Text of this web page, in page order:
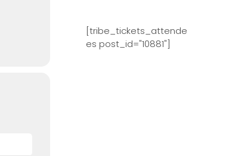
[tribe_tickets_attende
es post_id="10881"]